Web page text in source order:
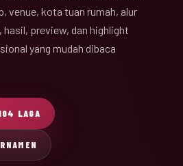
venue, kota tuan rumah, alur
hasil, preview, dan highlight
yang mudah dibaca
LAGA